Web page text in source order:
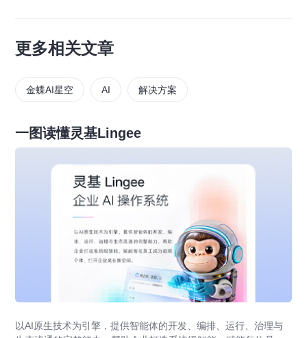
更多相关文章
金蝶AI星空 AI 解决方案
一图读懂灵基Lingee
以AI原生技术为引擎，提供智能体的开发、编排、运行、治理与